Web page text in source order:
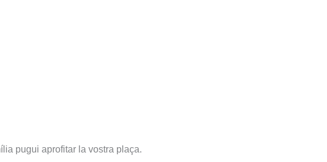
pugui aprofitar la vostra plaça.